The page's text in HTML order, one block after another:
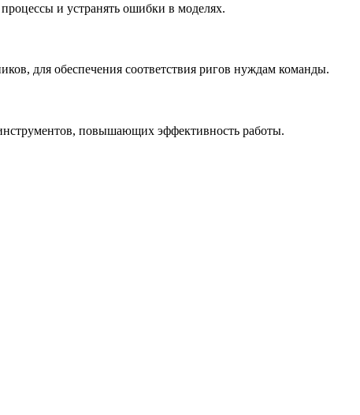
и устранять ошибки в моделях.
для обеспечения соответствия ригов нуждам команды.
повышающих эффективность работы.